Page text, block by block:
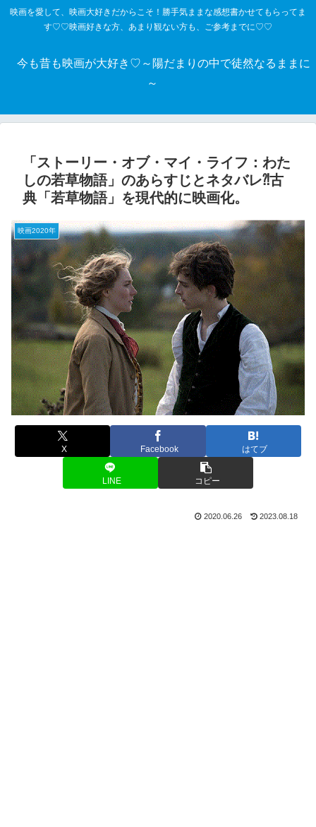
映画を愛して、映画大好きだからこそ！勝手気ままな感想書かせてもらってま
す♡♡映画好きな方、あまり観ない方も、ご参考までに♡♡
今も昔も映画が大好き♡～陽だまりの中で徒然なるままに
～
「ストーリー・オブ・マイ・ライフ：わた
しの若草物語」のあらすじとネタバレ⁈古
典「若草物語」を現代的に映画化。
映画2020年
X Facebook はてブ
LINE コピー
2020.06.26 2023.08.18